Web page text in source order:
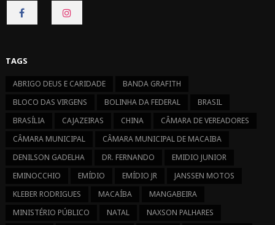
CONNECT
ON
TAGS
ABRIGO DEUS E CARIDADE
BANDA GRAFITH
BLOCO DAS VIRGENS
BOLINHA DA FEDERAL
BRASIL
BRASÍLIA
CAJAZEIRAS CHINA
CÂMARA DE VEREADORES
CÂMARA MUNICIPAL
CÂMARA MUNICIPAL DE MACAIBA
DENILSON GADELHA
DR. FERNANDO
EMIDIO JUNIOR
EMINOCCHIO
EMÍDIO EMÍDIO JR
JANSSEN MOTOS
KLEBER RODRIGUES
MACAÍBA
MANGABEIRA
MINISTÉRIO PÚBLICO
NATAL
NAXSON PALHARES